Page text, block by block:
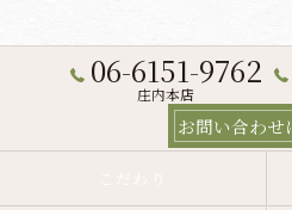
06-6151-9762
庄内本店
お問い合わせ